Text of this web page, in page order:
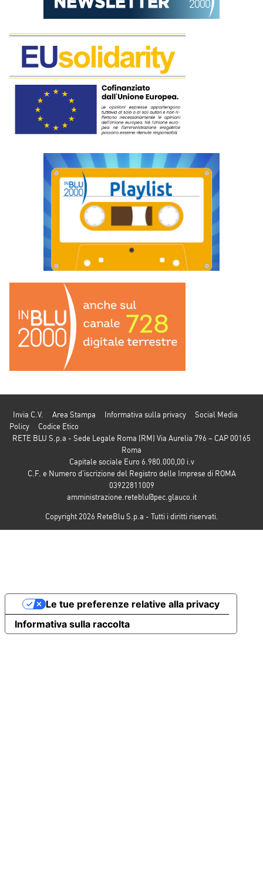
Invia C.V. Area Stampa Informativa sulla privacy
Social Media
Policy
Codice Etico
RETE BLU S.p.a - Sede Legale Roma (RM) Via Aurelia 796 – CAP 00165
Roma
Capitale sociale Euro 6.980.000,00 i.v
C.F. e Numero d’iscrizione del Registro delle Imprese di ROMA
03922811009
amministrazione.reteblu@pec.glauco.it
Copyright 2026 ReteBlu S.p.a - Tutti i diritti riservati.
Informativa sulla raccolta
Le tue preferenze relative alla privacy